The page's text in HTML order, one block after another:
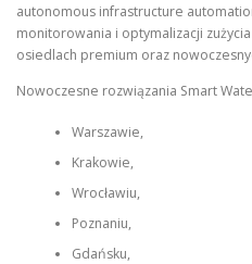
autonomous infrastructure
monitorowania i optymalizacji
osiedlach premium oraz
Nowoczesne rozwiązania Smart
Warszawie,
Krakowie,
Wrocławiu,
Poznaniu,
Gdańsku,